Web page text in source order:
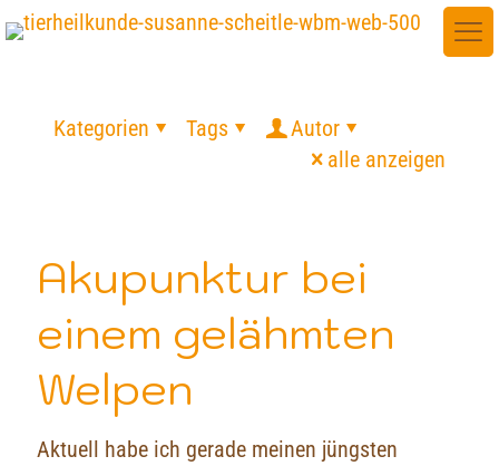
Kategorien Tags
Autor
alle anzeigen
Akupunktur bei
einem gelähmten
Welpen
Aktuell habe ich gerade meinen jüngsten